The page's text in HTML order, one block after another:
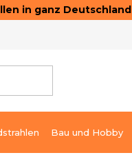
in ganz Deutschland
Bau und Hobby